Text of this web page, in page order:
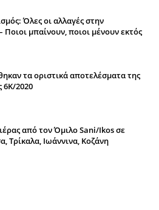
Όλες οι αλλαγές στην
Ποιοι μπαίνουν, ποιοι μένουν εκτός
τα οριστικά αποτελέσματα της
6Κ/2020
από τον Όμιλο Sani/Ikos σε
Τρίκαλα, Ιωάννινα, Κοζάνη